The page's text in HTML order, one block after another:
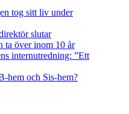
tog sitt liv under
slutar
ta över inom 10 år
internutredning: ”Ett
hem och Sis-hem?